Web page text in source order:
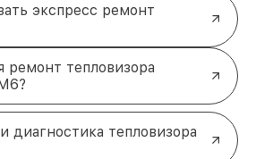
экспресс ремонт
ремонт тепловизора
диагностика тепловизора